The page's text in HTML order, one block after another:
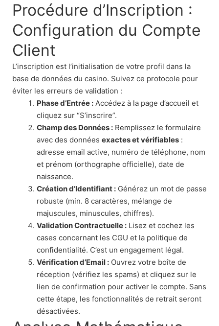
Procédure d’Inscription :
Configuration du Compte
Client
L’inscription est l’initialisation de votre profil dans la
base de données du casino. Suivez ce protocole pour
éviter les erreurs de validation :
Phase d’Entrée : Accédez à la page d’accueil et
cliquez sur “S’inscrire”.
Champ des Données : Remplissez le formulaire
avec des données exactes et vérifiables :
adresse email active, numéro de téléphone, nom
et prénom (orthographe officielle), date de
naissance.
Création d’Identifiant : Générez un mot de passe
robuste (min. 8 caractères, mélange de
majuscules, minuscules, chiffres).
Validation Contractuelle : Lisez et cochez les
cases concernant les CGU et la politique de
confidentialité. C’est un engagement légal.
Vérification d’Email : Ouvrez votre boîte de
réception (vérifiez les spams) et cliquez sur le
lien de confirmation pour activer le compte. Sans
cette étape, les fonctionnalités de retrait seront
désactivées.